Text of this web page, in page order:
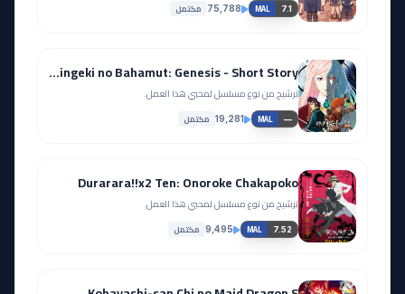
MAL 7.1
75,788 مكتمل
Shingeki no Bahamut: Genesis - Short Story
ترشيح من نوع مسلسل لمحبي هذا العمل.
MAL —
19,281 مكتمل
Durarara!!x2 Ten: Onoroke Chakapoko
ترشيح من نوع مسلسل لمحبي هذا العمل.
MAL 7.52
9,495 مكتمل